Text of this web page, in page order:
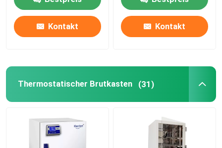
CO2 Brutkasten
Thrombozyten-Inkubator-Rührer
Kontakt Kontakt
Thermostatischer Brutkasten (31)